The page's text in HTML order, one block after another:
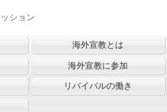
海外宣教とは
海外宣教に参加
リバイバルの働き